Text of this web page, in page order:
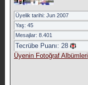
Üyelik tarihi: Jun 2007
Yaş: 45
Mesajlar: 8.401
Tecrübe Puanı: 28
Üyenin Fotoğraf Albümleri